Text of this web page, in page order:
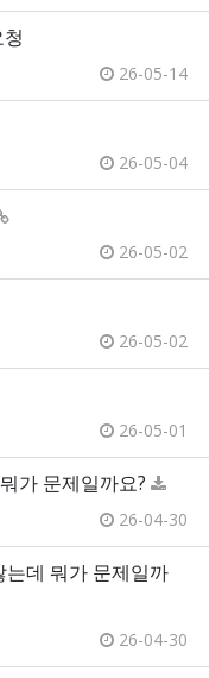
26-05-14
26-05-04
26-05-02
26-05-02
26-05-01
가 문제일까요?
26-04-30
는데 뭐가 문제일까
26-04-30